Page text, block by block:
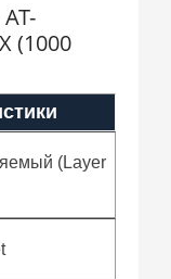
(1000
(Layer